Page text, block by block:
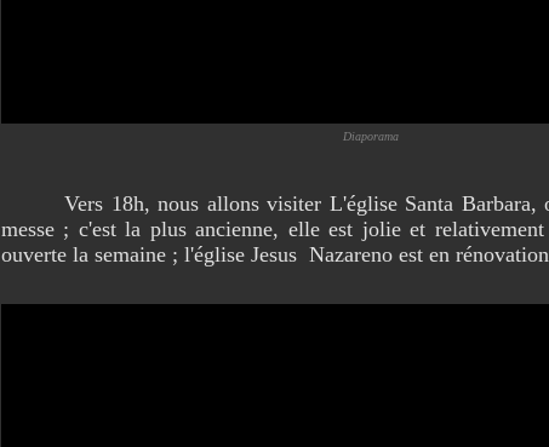
Diaporama
Vers 18h, nous allons visiter L'église Santa Barbara,
messe ; c'est la plus ancienne, elle est jolie et
ouverte la semaine ; l'église Jesus Nazareno est en